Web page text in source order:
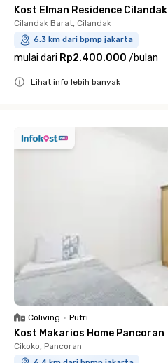
Kost Elman Residence Cilandak
Cilandak Barat, Cilandak
6.3 km dari bpmp jakarta
mulai dari Rp2.400.000 /bulan
Lihat info lebih banyak
Coliving • Putri
Kost Makarios Home Pancoran
Cikoko, Pancoran